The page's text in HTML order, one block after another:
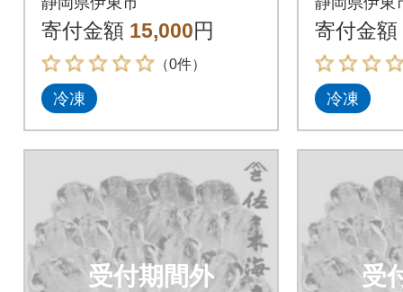
じ各8枚 伊豆・伊東
の干物詰め合わせ
寄付金額 15,000円
（0件）
冷凍
じ各8
の干物
寄付金額
冷凍
受付期間外 受